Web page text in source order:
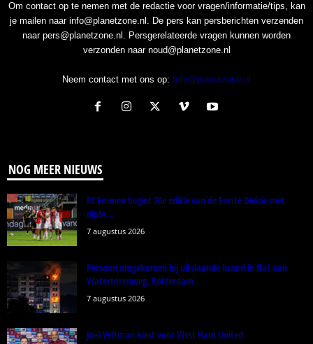
Om contact op te nemen met de redactie voor vragen/informatie/tips, kan
je mailen naar info@planetzone.nl. De pers kan persberichten verzenden
naar pers@planetzone.nl. Persgerelateerde vragen kunnen worden
verzonden naar noud@planetzone.nl
Neem contact met ons op: Info@planetzone.nl
NOG MEER NIEUWS
FC Emmen begint 70e editie van de Eerste Divisie met
nipte...
7 augustus 2026
Persoon omgekomen bij uitslaande brand in flat aan
Watertorenweg, Rotterdam
7 augustus 2026
Joël Veltman kiest voor West Ham United